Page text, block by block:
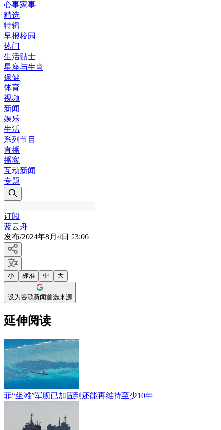
心事家事
精选
特辑
早报校园
热门
生活贴士
星座与生肖
保健
体育
视频
新闻
娱乐
生活
系列节目
直播
播客
互动新闻
专题
订阅
蓝云舟
发布/2024年8月4日 23:06
小 标准 中 大
设为谷歌新闻首选来源
延伸阅读
菲“坐滩”军舰已加固到还能再维持至少10年